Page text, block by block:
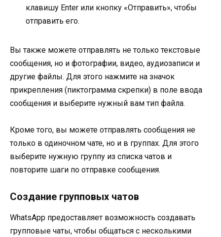
клавишу Enter или кнопку «Отправить», чтобы
отправить его.
Вы также можете отправлять не только текстовые
сообщения, но и фотографии, видео, аудиозаписи и
другие файлы. Для этого нажмите на значок
прикрепления (пиктограмма скрепки) в поле ввода
сообщения и выберите нужный вам тип файла.
Кроме того, вы можете отправлять сообщения не
только в одиночном чате, но и в группах. Для этого
выберите нужную группу из списка чатов и
повторите шаги по отправке сообщения.
Создание групповых чатов
WhatsApp предоставляет возможность создавать
групповые чаты, чтобы общаться с несколькими